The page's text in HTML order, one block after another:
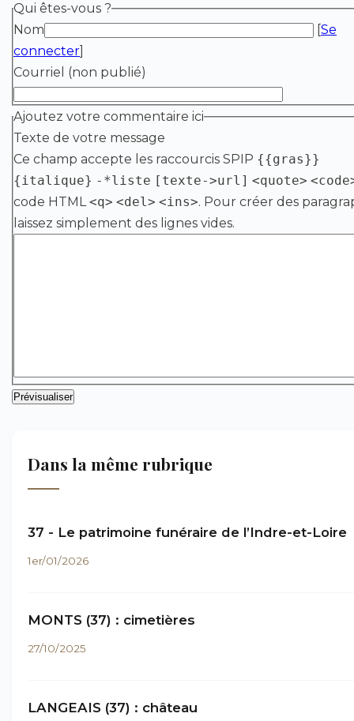
Qui êtes-vous ?
Nom
[Se
connecter]
Courriel (non publié)
Ajoutez votre commentaire ici
Texte de votre message
Ce champ accepte les raccourcis SPIP {{gras}}
{italique} -*liste [texte->url] <quote>
code HTML<q> <del> <ins>. Pour créer des
laissez simplement des lignes vides.
Dans la même rubrique
37 - Le patrimoine funéraire de l’Indre-et-Loire
1er/01/2026
MONTS (37) : cimetières
27/10/2025
LANGEAIS (37) : château